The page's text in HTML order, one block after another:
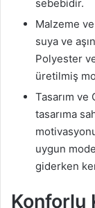
sebebidir.
Malzeme ve
suya ve
Polyester
üretilmiş
Tasarım
tasarıma
uygun
giderken
Konforlu